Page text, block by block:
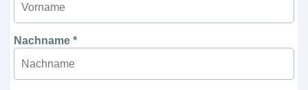
Nachname *